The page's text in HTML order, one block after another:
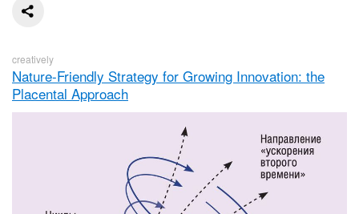
creatively
Nature-Friendly Strategy for Growing Innovation: the
Placental Approach